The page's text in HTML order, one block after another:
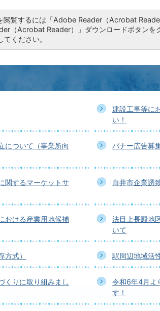
閲覧するには「Adobe Reader（Acrobat
（Acrobat Reader）」ダウンロードボタン
ください。
建設工事等に
い！
について（事業所向
バナー広告募
関するマーケットサ
白井市企業誘
おける産業用地候補
法目上長殿地
いて
式） 駅周辺地域活
くりに取り組みまし
令和6年4月よ
す！